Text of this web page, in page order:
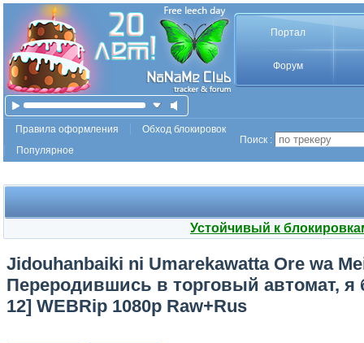
Портал
Форум
Правила оформления
Обход блокировок
Популярное
Поиск :
Устойчивый к
Jidouhanbaiki ni Umarekawatta Ore wa
Переродившись в торговый автомат,
12] WEBRip 1080p Raw+Rus